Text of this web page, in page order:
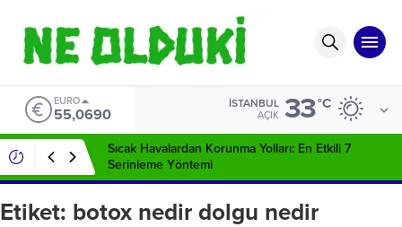
EURO
55,0690
İSTANBUL
AÇIK 33°C
Sıcak Havalardan Korunma Yolları: En Etkili 7
Serinleme Yöntemi
Etiket: botox nedir dolgu nedir